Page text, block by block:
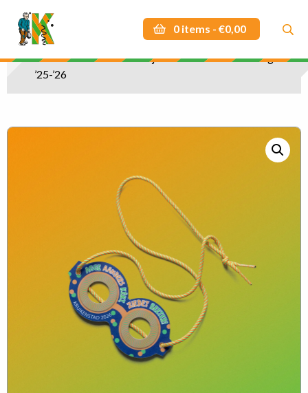
0 items - €0,00
Zoek
De Officiële Groen-Oranje Jaarmotto stadsketting
’25-’26